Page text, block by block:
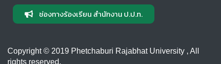
ช่องทางร้องเรียน สำนักงาน ป.ป.ท.
Copyright © 2019 Phetchaburi Rajabhat University , All
rights reserved.